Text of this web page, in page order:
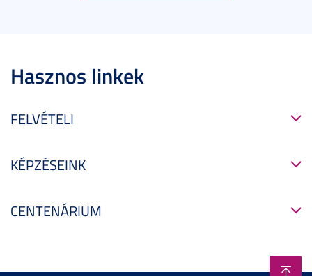
Hasznos linkek
FELVÉTELI
KÉPZÉSEINK
CENTENÁRIUM